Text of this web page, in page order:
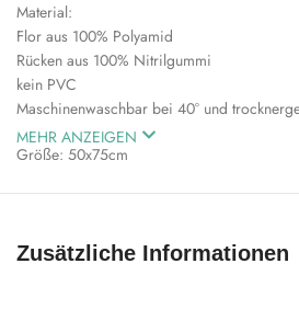
Material:
Flor aus 100% Polyamid
Rücken aus 100% Nitrilgummi
kein PVC
Maschinenwaschbar bei 40° und
Größe: 50x75cm
Hinweis: bitte beachten Sie, dass die
MEHR ANZEIGEN
Zusätzliche Informationen